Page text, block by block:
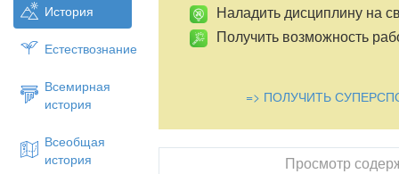
История
Естествознание
Всемирная
история
Всеобщая
история
Наладить дисциплину на
Получить возможность
=> ПОЛУЧИТЬ
Просмотр